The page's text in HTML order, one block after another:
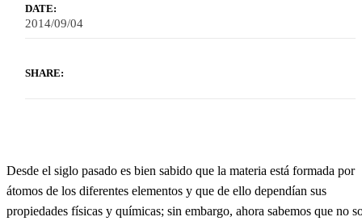
DATE:
2014/09/04
SHARE:
Desde el siglo pasado es bien sabido que la materia está formada por
átomos de los diferentes elementos y que de ello dependían sus
propiedades físicas y químicas; sin embargo, ahora sabemos que no